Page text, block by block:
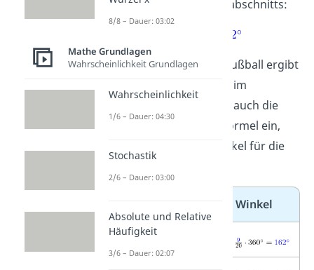
für den Winkel des Kreisabschnitts:
Für das Lieblingshobby Fußball ergibt
im
Kreisdiagramm. Setzt du auch die
restlichen Werte in die Formel ein,
erhältst du folgende Winkel für die
Winkel
Fußball
8/8 – Dauer: 03:02
Mathe Grundlagen
Wahrscheinlichkeit Grundlagen
Wahrscheinlichkeit
1/6 – Dauer: 04:30
Stochastik
2/6 – Dauer: 03:00
Absolute und Relative
Häufigkeit
3/6 – Dauer: 02:07